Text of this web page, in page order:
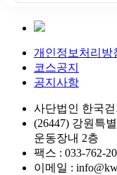
개인정보처리방
코스공지
공지사항
사단법인 한국걷
(26447) 강원특
운동장내 2층
팩스 : 033-762-
이메일 :